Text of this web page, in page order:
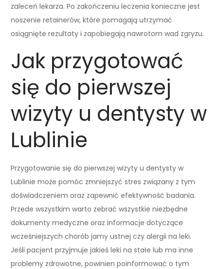
zaleceń lekarza. Po zakończeniu leczenia konieczne jest
noszenie retainerów, które pomagają utrzymać
osiągnięte rezultaty i zapobiegają nawrotom wad zgryzu.
Jak przygotować
się do pierwszej
wizyty u dentysty w
Lublinie
Przygotowanie się do pierwszej wizyty u dentysty w
Lublinie może pomóc zmniejszyć stres związany z tym
doświadczeniem oraz zapewnić efektywność badania.
Przede wszystkim warto zebrać wszystkie niezbędne
dokumenty medyczne oraz informacje dotyczące
wcześniejszych chorób jamy ustnej czy alergii na leki.
Jeśli pacjent przyjmuje jakieś leki na stałe lub ma inne
problemy zdrowotne, powinien poinformować o tym